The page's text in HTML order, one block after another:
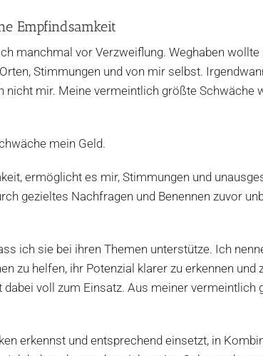
Empfindsamkeit
manchmal vor Verzweiflung. Weghaben wollte
Stimmungen und von mir selbst.
nicht mir. Meine vermeintlich größte Schwäche
mein Geld.
ermöglicht es mir, Stimmungen und
gezieltes Nachfragen und Benennen zuvor
ich sie bei ihren Themen unterstütze. Ich
zu helfen, ihr Potenzial klarer zu erkennen und
voll zum Einsatz. Aus meiner vermeintlich
erkennst und entsprechend einsetzt, in